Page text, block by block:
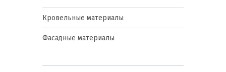
Кровельные материалы
Фасадные материалы